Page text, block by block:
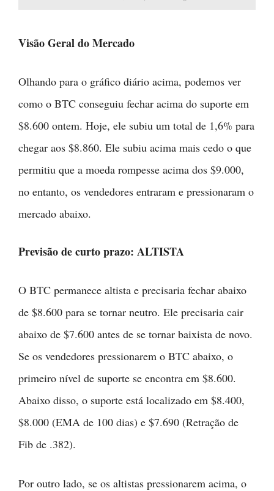
Visão Geral do Mercado
Olhando para o gráfico diário acima, podemos ver
como o BTC conseguiu fechar acima do suporte em
$8.600 ontem. Hoje, ele subiu um total de 1,6% para
chegar aos $8.860. Ele subiu acima mais cedo o que
permitiu que a moeda rompesse acima dos $9.000,
no entanto, os vendedores entraram e pressionaram o
mercado abaixo.
Previsão de curto prazo: ALTISTA
O BTC permanece altista e precisaria fechar abaixo
de $8.600 para se tornar neutro. Ele precisaria cair
abaixo de $7.600 antes de se tornar baixista de novo.
Se os vendedores pressionarem o BTC abaixo, o
primeiro nível de suporte se encontra em $8.600.
Abaixo disso, o suporte está localizado em $8.400,
$8.000 (EMA de 100 dias) e $7.690 (Retração de
Fib de .382).
Por outro lado, se os altistas pressionarem acima, o